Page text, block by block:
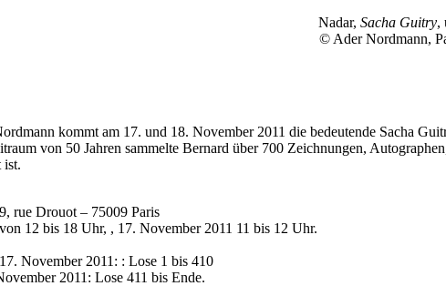
Nadar, Sacha Guitry,
© Ader Nordmann,
kommt am 17. und 18. November 2011 die bedeutende Sacha
von 50 Jahren sammelte Bernard über 700 Zeichnungen,
ist.
rue Drouot – 75009 Paris
12 bis 18 Uhr, , 17. November 2011 11 bis 12 Uhr.
November 2011: : Lose 1 bis 410
2011: Lose 411 bis Ende.